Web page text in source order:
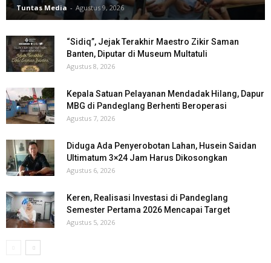
Tuntas Media - Agustus 9, 2026
“Sidiq”, Jejak Terakhir Maestro Zikir Saman
Banten, Diputar di Museum Multatuli
Agustus 8, 2026
Kepala Satuan Pelayanan Mendadak Hilang, Dapur
MBG di Pandeglang Berhenti Beroperasi
Agustus 7, 2026
Diduga Ada Penyerobotan Lahan, Husein Saidan
Ultimatum 3×24 Jam Harus Dikosongkan
Agustus 6, 2026
Keren, Realisasi Investasi di Pandeglang
Semester Pertama 2026 Mencapai Target
Agustus 5, 2026